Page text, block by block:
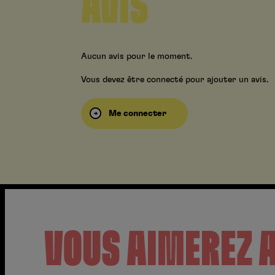
Aucun avis pour le moment.
Vous devez être connecté pour ajouter un avis.
Me connecter
VOUS AIMEREZ